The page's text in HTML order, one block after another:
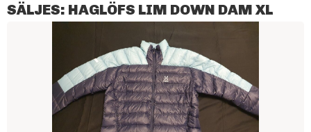
SÄLJES: HAGLÖFS LIM DOWN DAM XL